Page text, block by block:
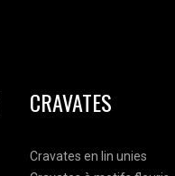
CRAVATES
Cravates en lin unies